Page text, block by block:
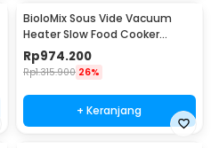
BioloMix Sous Vide Vacuum
Heater Slow Food Cooker
1200W - SV-8008
Rp974.200
Rp1.315.900 26%
+ Keranjang